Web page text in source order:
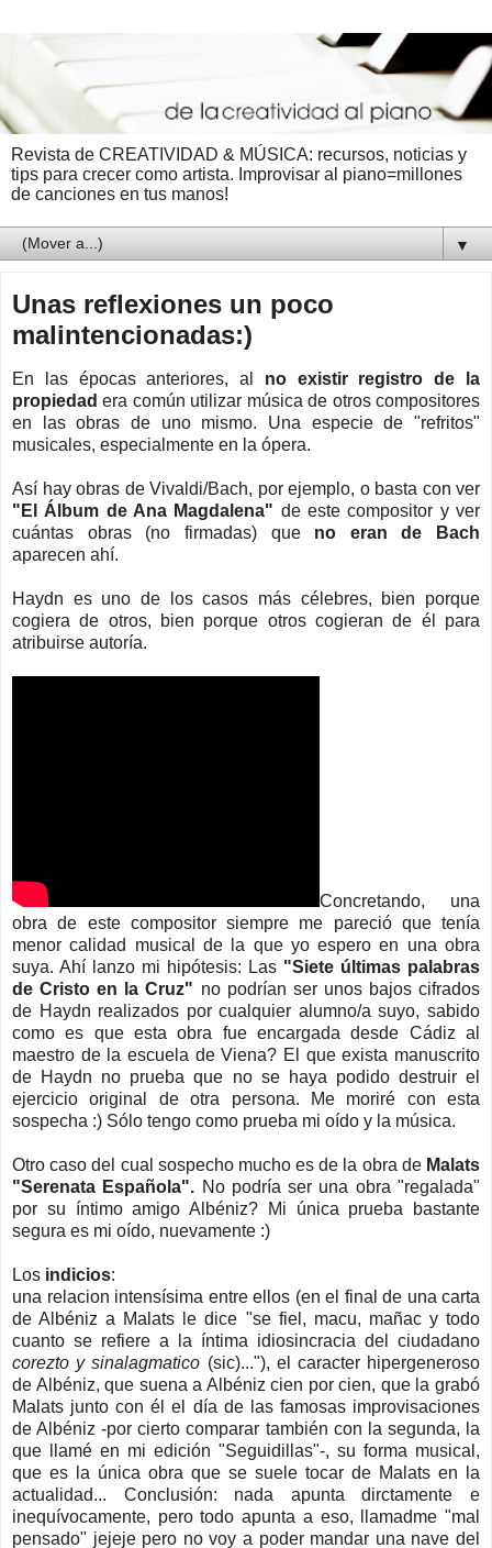
Revista de CREATIVIDAD & MÚSICA: recursos, noticias y
tips para crecer como artista. Improvisar al piano=millones
de canciones en tus manos!
▼
Unas reflexiones un poco
malintencionadas:)
En las épocas anteriores, al no existir registro de la
propiedad era común utilizar música de otros compositores
en las obras de uno mismo. Una especie de "refritos"
musicales, especialmente en la ópera.
Así hay obras de Vivaldi/Bach, por ejemplo, o basta con ver
"El Álbum de Ana Magdalena" de este compositor y ver
cuántas obras (no firmadas) que no eran de Bach
aparecen ahí.
Haydn es uno de los casos más célebres, bien porque
cogiera de otros, bien porque otros cogieran de él para
atribuirse autoría.
Concretando, una
obra de este compositor siempre me pareció que tenía
menor calidad musical de la que yo espero en una obra
suya. Ahí lanzo mi hipótesis: Las "Siete últimas palabras
de Cristo en la Cruz" no podrían ser unos bajos cifrados
de Haydn realizados por cualquier alumno/a suyo, sabido
como es que esta obra fue encargada desde Cádiz al
maestro de la escuela de Viena? El que exista manuscrito
de Haydn no prueba que no se haya podido destruir el
ejercicio original de otra persona. Me moriré con esta
sospecha :) Sólo tengo como prueba mi oído y la música.
Otro caso del cual sospecho mucho es de la obra de Malats
"Serenata Española". No podría ser una obra "regalada"
por su íntimo amigo Albéniz? Mi única prueba bastante
segura es mi oído, nuevamente :)
Los indicios:
una relacion intensísima entre ellos (en el final de una carta
de Albéniz a Malats le dice "se fiel, macu, mañac y todo
cuanto se refiere a la íntima idiosincracia del ciudadano
corezto y sinalagmatico (sic)..."), el caracter hipergeneroso
de Albéniz, que suena a Albéniz cien por cien, que la grabó
Malats junto con él el día de las famosas improvisaciones
de Albéniz -por cierto comparar también con la segunda, la
que llamé en mi edición "Seguidillas"-, su forma musical,
que es la única obra que se suele tocar de Malats en la
actualidad... Conclusión: nada apunta dirctamente e
inequívocamente, pero todo apunta a eso, llamadme "mal
pensado" jejeje pero no voy a poder mandar una nave del